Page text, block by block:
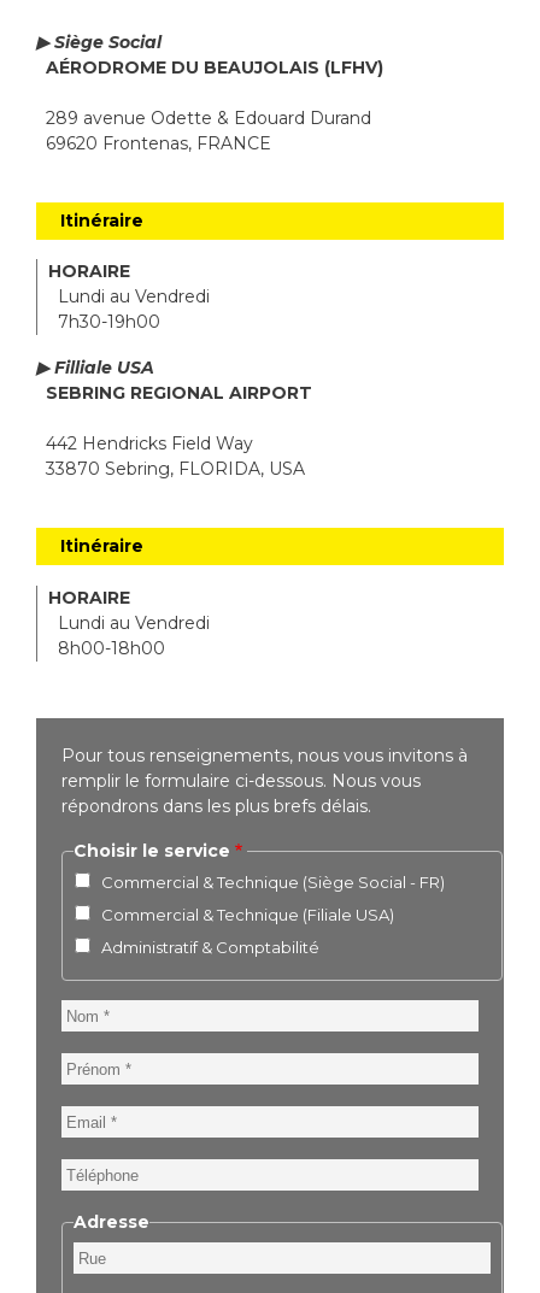
▶ Siège Social
AÉRODROME DU BEAUJOLAIS (LFHV)
289 avenue Odette & Edouard Durand
69620 Frontenas, FRANCE
Itinéraire
HORAIRE
Lundi au Vendredi
7h30-19h00
▶ Filliale USA
SEBRING REGIONAL AIRPORT
442 Hendricks Field Way
33870 Sebring, FLORIDA, USA
Itinéraire
HORAIRE
Lundi au Vendredi
8h00-18h00
Pour tous renseignements, nous vous invitons à
remplir le formulaire ci-dessous. Nous vous
répondrons dans les plus brefs délais.
Choisir le service
Commercial & Technique (Siège Social - FR)
Commercial & Technique (Filiale USA)
Administratif & Comptabilité
Nom
Prénom
Email
Téléphone
Adresse
Rue